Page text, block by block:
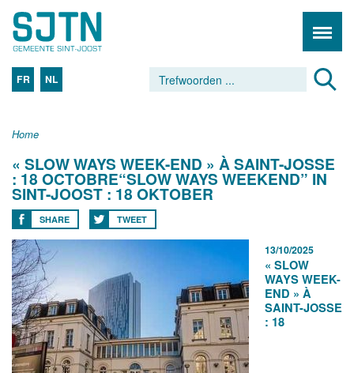
FR NL
Home
« SLOW WAYS WEEK-END » À SAINT-JOSSE
: 18 OCTOBRE“SLOW WAYS WEEKEND” IN
SINT-JOOST : 18 OKTOBER
SHARE TWEET
13/10/2025
« SLOW
WAYS WEEK-
END » À
SAINT-JOSSE
: 18